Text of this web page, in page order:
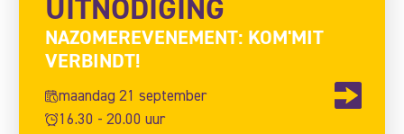
UITNODIGING
NAZOMEREVENEMENT: KOM'MIT
VERBINDT!
maandag 21 september
16.30 - 20.00 uur